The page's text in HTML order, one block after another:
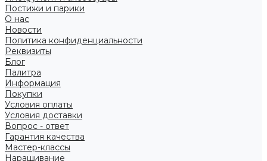
Постижи и парики
О нас
Новости
Политика конфиденциальности
Реквизиты
Блог
Палитра
Информация
Покупки
Условия оплаты
Условия доставки
Вопрос - ответ
Гарантия качества
Мастер-классы
Наращивание